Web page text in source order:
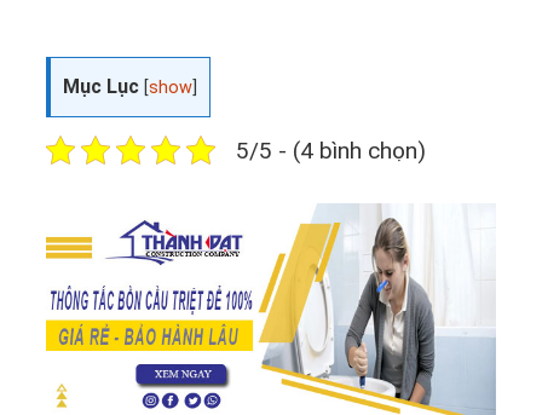
Mục Lục [show
5/5 - (4 bình chọn)